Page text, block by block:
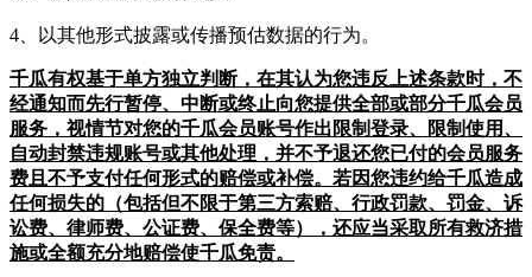
4、以其他形式披露或传播预估数据的行为。
千瓜有权基于单方独立判断，在其认为您违反上述条款时，不
经通知而先行暂停、中断或终止向您提供全部或部分千瓜会员
服务，视情节对您的千瓜会员账号作出限制登录、限制使用、
自动封禁违规账号或其他处理，并不予退还您已付的会员服务
费且不予支付任何形式的赔偿或补偿。若因您违约给千瓜造成
任何损失的（包括但不限于第三方索赔、行政罚款、罚金、诉
讼费、律师费、公证费、保全费等），还应当采取所有救济措
施或全额充分地赔偿使千瓜免责。